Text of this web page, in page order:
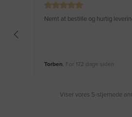
Nemt at bestille og hurtig
Torben, For 172 dage siden
Viser vores 5-stjernede